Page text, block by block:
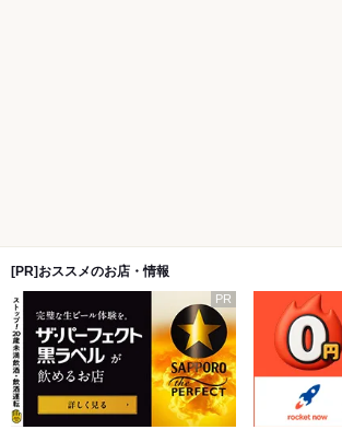
[PR]おススメのお店・情報
PR